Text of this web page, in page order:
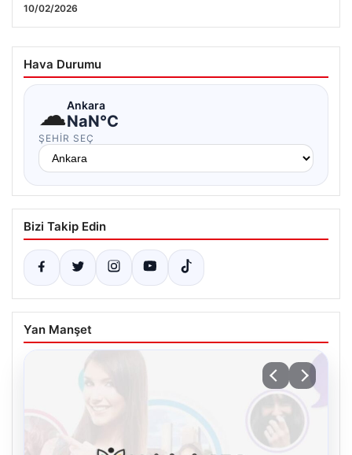
10/02/2026
Hava Durumu
☁Ankara
NaN°C
ŞEHIR SEÇ
Bizi Takip Edin
Yan Manşet